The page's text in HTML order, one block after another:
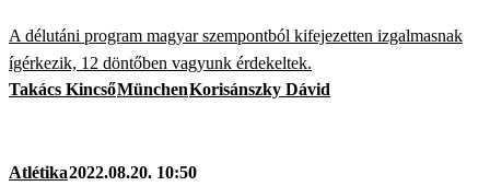
A délutáni program magyar szempontból kifejezetten izgalmasnak
ígérkezik, 12 döntőben vagyunk érdekeltek.
Takács KincsőMünchenKorisánszky Dávid
Atlétika2022.08.20. 10:50